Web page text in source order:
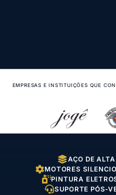
EMPRESAS E INSTITUIÇÕES QUE
AÇO DE
MOTORES
PINTURA
SUPORTE PÓS-